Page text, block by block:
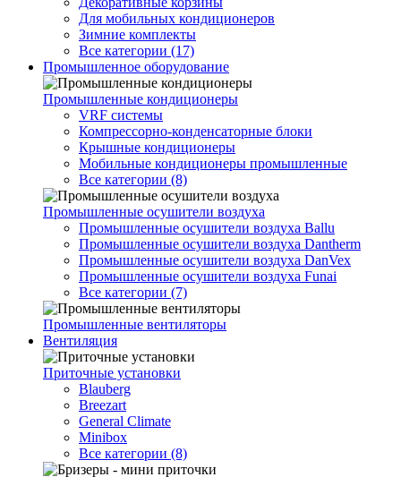
Для мобильных кондиционеров
Зимние комплекты
Все категории (17)
Промышленное оборудование
Промышленные кондиционеры
VRF системы
Компрессорно-конденсаторные блоки
Крышные кондиционеры
Мобильные кондиционеры промышленные
Все категории (8)
Промышленные осушители воздуха
Промышленные осушители воздуха Ballu
Промышленные осушители воздуха Dantherm
Промышленные осушители воздуха DanVex
Промышленные осушители воздуха Funai
Все категории (7)
Промышленные вентиляторы
Вентиляция
Приточные установки
Blauberg
Breezart
General Climate
Minibox
Все категории (8)